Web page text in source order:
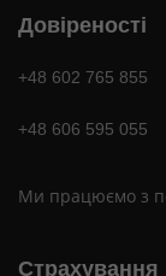
Довіреності
+48 602 765 855
+48 606 595 055
Ми працюємо з
Страхування